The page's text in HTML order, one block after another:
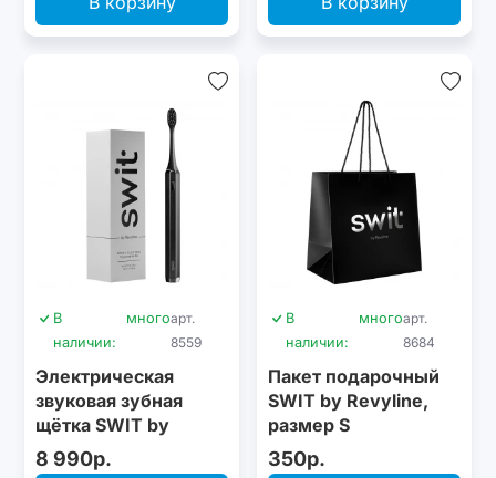
В
наличии:
многоарт.
8559
Электрическая
звуковая зубная
щётка SWIT by
Revyline RL 090
Graphite
8 990р.
В
наличии:
многоарт.
8684
Пакет подарочный
SWIT by Revyline,
размер S
350р.